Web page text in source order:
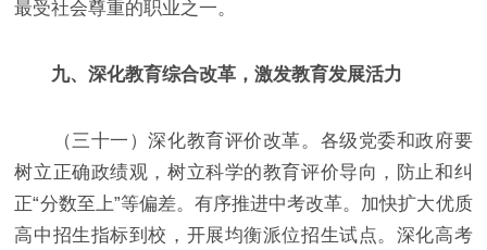
最受社会尊重的职业之一。
九、深化教育综合改革，激发教育发展活力
（三十一）深化教育评价改革。各级党委和政府要
树立正确政绩观，树立科学的教育评价导向，防止和纠
正“分数至上”等偏差。有序推进中考改革。加快扩大优质
高中招生指标到校，开展均衡派位招生试点。深化高考